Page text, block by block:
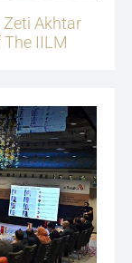
Zeti Akhtar
The IILM